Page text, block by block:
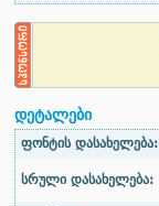
დეტალები
ფონტის დასახელება:
სრული დასახელება: